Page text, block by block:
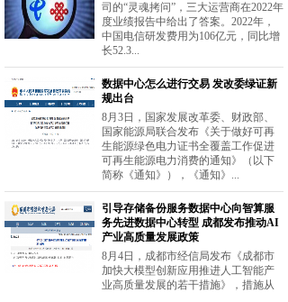
司的“灵魂拷问”，三大运营商在2022年
度业绩报告中给出了答案。2022年，
中国电信研发费用为106亿元，同比增
长52.3...
数据中心怎么进行交易 发改委绿证新
规出台
8月3日，国家发展改革委、财政部、
国家能源局联合发布《关于做好可再
生能源绿色电力证书全覆盖工作促进
可再生能源电力消费的通知》（以下
简称《通知》），《通知》...
引导存储备份服务数据中心向智算服
务先进数据中心转型 成都发布推动AI
产业高质量发展政策
8月4日，成都市经信局发布《成都市
加快大模型创新应用推进人工智能产
业高质量发展的若干措施》，措施从